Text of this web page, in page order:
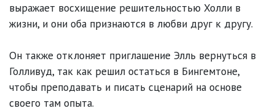
выражает восхищение решительностью Холли в
жизни, и они оба признаются в любви друг к другу.
Он также отклоняет приглашение Элль вернуться в
Голливуд, так как решил остаться в Бингемтоне,
чтобы преподавать и писать сценарий на основе
своего там опыта.